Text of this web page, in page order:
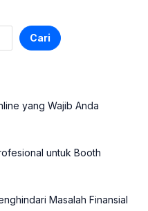
Cari
yang Wajib Anda
untuk Booth
Masalah Finansial